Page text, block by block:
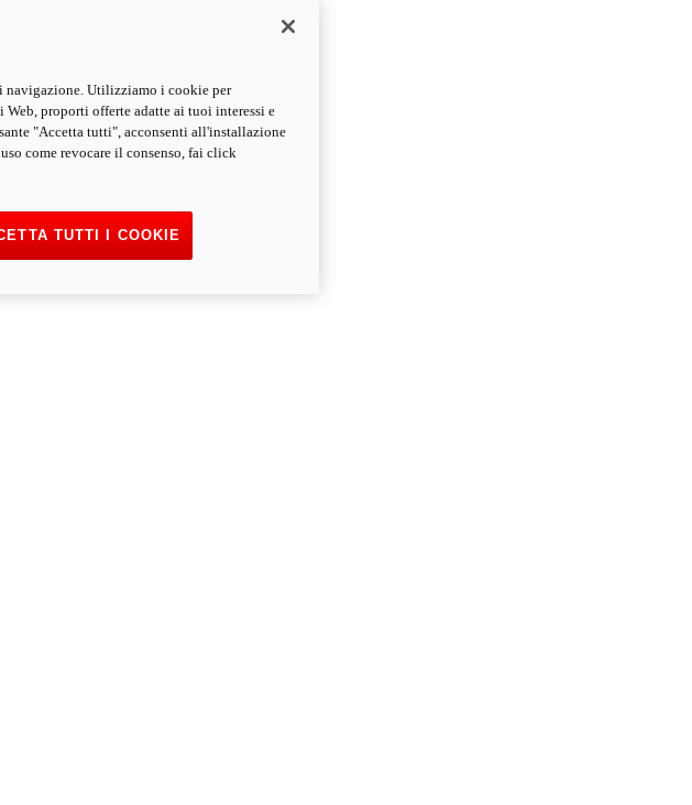
navigazione. Utilizziamo i cookie per
proporti offerte adatte ai tuoi interessi e
"Accetta tutti", acconsenti all'installazione
come revocare il consenso, fai click
TUTTI I COOKIE